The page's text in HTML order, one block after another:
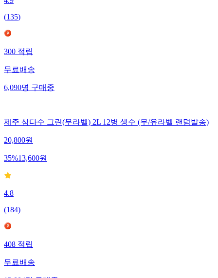
4.9
(135)
300적립
무료배송
6,090명구매중
제주 삼다수 그린(무라벨) 2L 12병 생수 (무/유라벨 랜덤발송)
20,800원
35%13,600원
4.8
(184)
408적립
무료배송